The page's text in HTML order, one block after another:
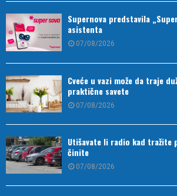
Supernova predstavila
asistenta
07/08/2026
Cveće u vazi može da traje
praktične savete
07/08/2026
Utišavate li radio kad tražite
činite
07/08/2026